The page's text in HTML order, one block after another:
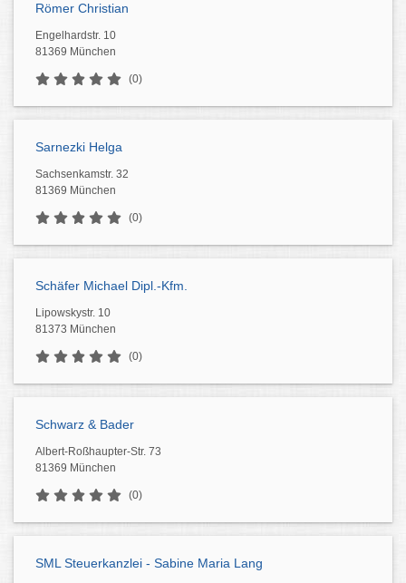
Römer Christian
Engelhardstr. 10
81369 München
(0)
Sarnezki Helga
Sachsenkamstr. 32
81369 München
(0)
Schäfer Michael Dipl.-Kfm.
Lipowskystr. 10
81373 München
(0)
Schwarz & Bader
Albert-Roßhaupter-Str. 73
81369 München
(0)
SML Steuerkanzlei - Sabine Maria Lang